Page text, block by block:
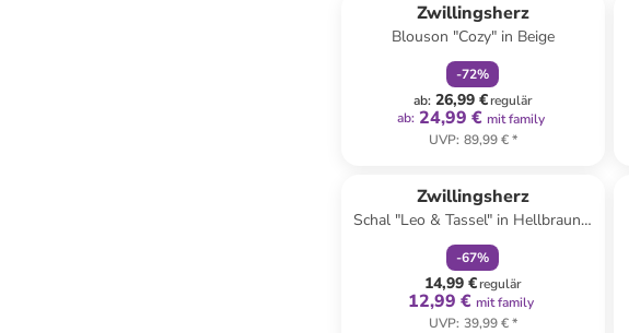
Zwillingsherz
Blouson "Cozy" in Beige
-72%
ab: 26,99 €regulär
ab: 24,99 € mit family
UVP: 89,99 €*
Zwillingsherz
Schal "Leo & Tassel" in Hellbraun -
(L)224 x (B)42 cm
-67%
14,99 €regulär
12,99 € mit family
UVP: 39,99 €*